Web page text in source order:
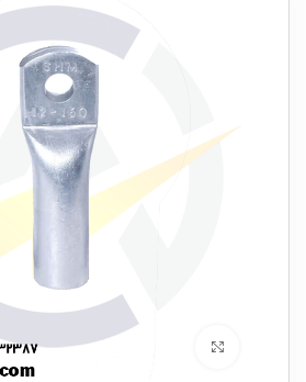
برای بزرگنمایی کلیک کنید